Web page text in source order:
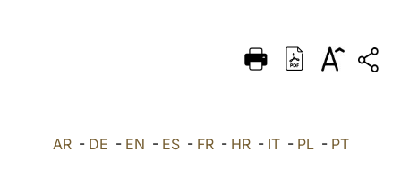
DEUTSCH
العربيّة AR- DE - EN - ES- FR- HR- IT- PL- PT